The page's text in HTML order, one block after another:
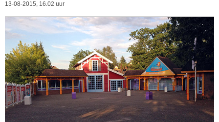
13-08-2015, 16.02 uur